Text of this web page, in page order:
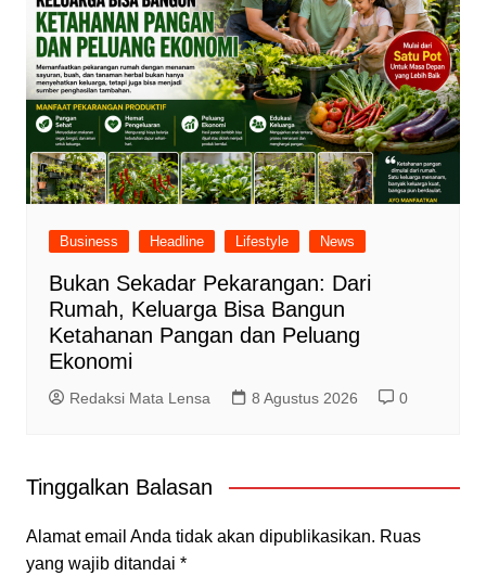
Business Headline Lifestyle News
Bukan Sekadar Pekarangan: Dari
Rumah, Keluarga Bisa Bangun
Ketahanan Pangan dan Peluang
Ekonomi
Redaksi Mata Lensa 8 Agustus 2026 0
Tinggalkan Balasan
Alamat email Anda tidak akan dipublikasikan. Ruas
yang wajib ditandai *